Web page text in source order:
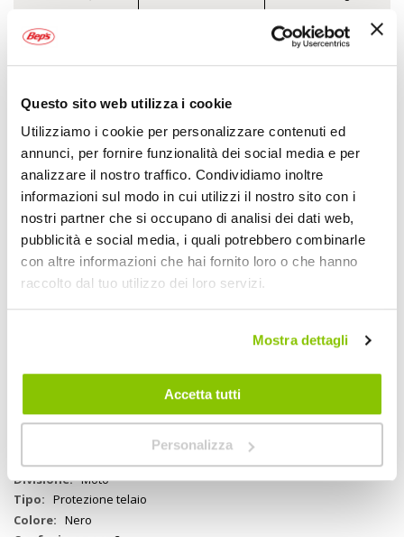
Questo sito web utilizza i cookie
Utilizziamo i cookie per personalizzare contenuti ed
annunci, per fornire funzionalità dei social media e per
analizzare il nostro traffico. Condividiamo inoltre
informazioni sul modo in cui utilizzi il nostro sito con i
nostri partner che si occupano di analisi dei dati web,
pubblicità e social media, i quali potrebbero combinarle
con altre informazioni che hai fornito loro o che hanno
raccolto dal tuo utilizzo dei loro servizi.
Mostra dettagli
Accetta tutti
Personalizza
Descrizione
Kit tamponi paratelaio, completo di tutto il necessario per
l'istallazione (sia lato DX che lato SX): testa tampone in PVC, più
distanziali in alluminio anodizzato, più bulloneria specifica, più
istruzioni di montaggio. Per l'istallazione non è necessaria alcuna
modifica alle parti originali. Sono sviluppati per garantire una
protezione laterale alla struttura della moto per salvaguardarla dalle
cadute. Il kit è ideato per essere meno ingombrante ed invasivo
migliore protezione possibile
Specifiche tecniche
Maggiori 2056617
Moto
Protezione telaio
Nero